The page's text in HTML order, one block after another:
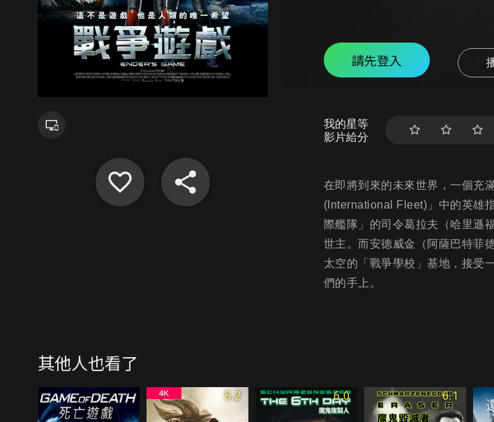
請先登入
我的星等
影片給分
在即將到來的未來世界，一個充
(International Fleet)」中的英雄
際艦隊」的司令葛拉夫（哈里遜
世主。而安德威金（阿薩巴特菲
太空的「戰爭學校」基地，接受
們的手上。
其他人也看了
5.2 6.0 6.1